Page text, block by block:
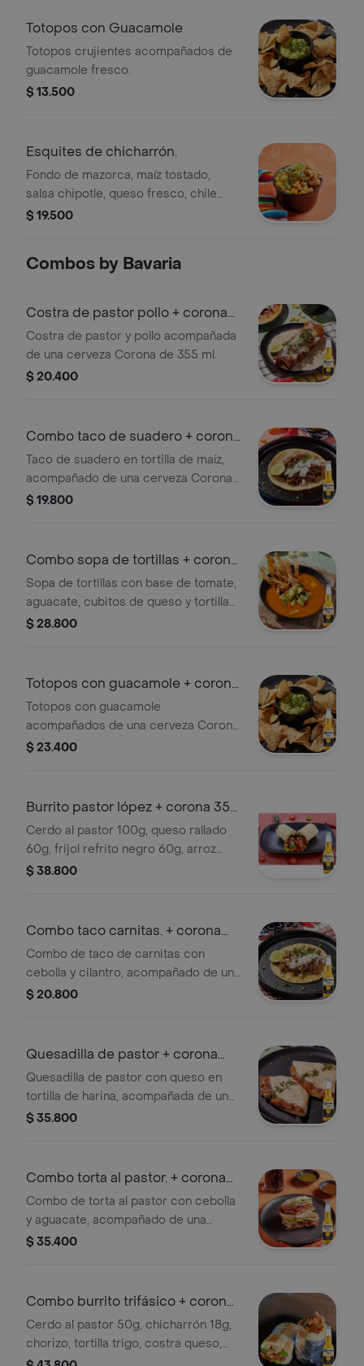
Totopos con Guacamole
Totopos crujientes acompañados de
guacamole fresco.
$ 13.500
Esquites de chicharrón.
Fondo de mazorca, maíz tostado,
salsa chipotle, queso fresco, chile
tajin, rodaja de limón, chicharrón
$ 19.500
Combos by Bavaria
Costra de pastor pollo + corona
355 ml
Costra de pastor y pollo acompañada
de una cerveza Corona de 355 ml.
$ 20.400
Combo taco de suadero + corona
355 ml
Taco de suadero en tortilla de maíz,
acompañado de una cerveza Corona
de 355 ml.
$ 19.800
Combo sopa de tortillas + corona
355 ml
Sopa de tortillas con base de tomate,
aguacate, cubitos de queso y tortillas
crocantes. Incluye una cerveza
$ 28.800
Totopos con guacamole + corona
355 ml
Totopos con guacamole
acompañados de una cerveza Corona
de 355 ml.
$ 23.400
Burrito pastor lópez + corona 355
ml
Cerdo al pastor 100g, queso rallado
60g, frijol refrito negro 60g, arroz
blanco 75g y pico de piña 60g. +
$ 38.800
Combo taco carnitas. + corona
355 ml
Combo de taco de carnitas con
cebolla y cilantro, acompañado de una
cerveza Corona de 355 ml.
$ 20.800
Quesadilla de pastor + corona
355 ml
Quesadilla de pastor con queso en
tortilla de harina, acompañada de una
cerveza Corona de 355 ml.
$ 35.800
Combo torta al pastor. + corona
355 ml
Combo de torta al pastor con cebolla
y aguacate, acompañado de una
cerveza Corona de 355 ml.
$ 35.400
Combo burrito trifásico + corona
355 ml
Cerdo al pastor 50g, chicharrón 18g,
chorizo, tortilla trigo, costra queso,
refrito 60g, arroz 75g guacamole 30g